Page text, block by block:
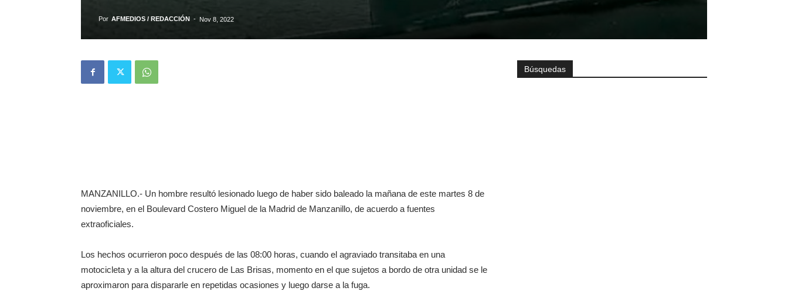
Por AFMEDIOS / REDACCIÓN - Nov 8, 2022
MANZANILLO.- Un hombre resultó lesionado luego de haber sido baleado la mañana de este martes 8 de
noviembre, en el Boulevard Costero Miguel de la Madrid de Manzanillo, de acuerdo a fuentes
extraoficiales.
Los hechos ocurrieron poco después de las 08:00 horas, cuando el agraviado transitaba en una
motocicleta y a la altura del crucero de Las Brisas, momento en el que sujetos a bordo de otra unidad se le
aproximaron para dispararle en repetidas ocasiones y luego darse a la fuga.
Búsquedas